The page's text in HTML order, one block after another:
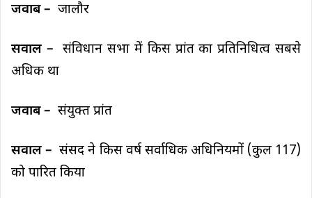
जवाब – जालौर
सवाल – संविधान सभा में किस प्रांत का प्रतिनिधित्व सबसे
अधिक था
जवाब – संयुक्त प्रांत
सवाल – संसद ने किस वर्ष सर्वाधिक अधिनियमों (कुल 117)
को पारित किया